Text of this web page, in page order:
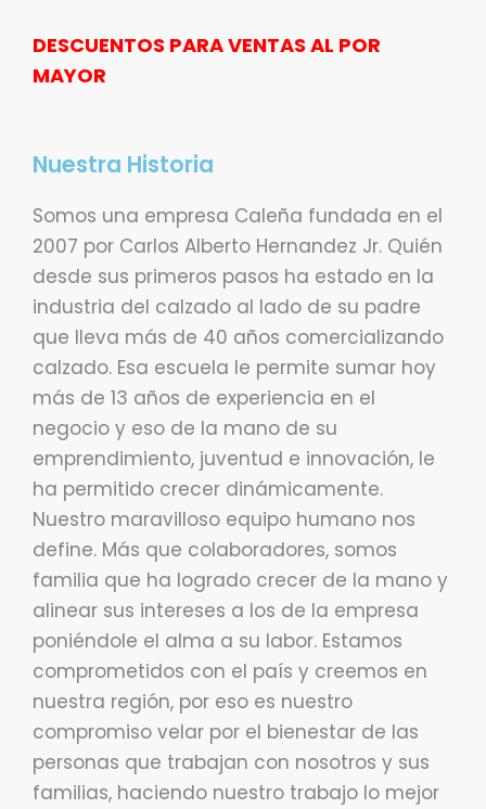
DESCUENTOS PARA VENTAS AL POR
MAYOR
Nuestra Historia
Somos una empresa Caleña fundada en el
2007 por Carlos Alberto Hernandez Jr. Quién
desde sus primeros pasos ha estado en la
industria del calzado al lado de su padre
que lleva más de 40 años comercializando
calzado. Esa escuela le permite sumar hoy
más de 13 años de experiencia en el
negocio y eso de la mano de su
emprendimiento, juventud e innovación, le
ha permitido crecer dinámicamente.
Nuestro maravilloso equipo humano nos
define. Más que colaboradores, somos
familia que ha logrado crecer de la mano y
alinear sus intereses a los de la empresa
poniéndole el alma a su labor. Estamos
comprometidos con el país y creemos en
nuestra región, por eso es nuestro
compromiso velar por el bienestar de las
personas que trabajan con nosotros y sus
familias, haciendo nuestro trabajo lo mejor